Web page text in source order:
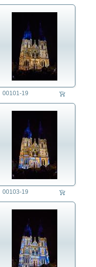
00101-19
00103-19